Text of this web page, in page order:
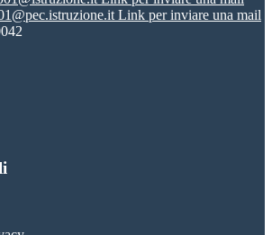
Link per inviare una mail